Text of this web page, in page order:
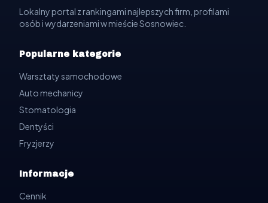
Lokalny portal z rankingami najlepszych firm, profilami
osób i wydarzeniami w mieście Sosnowiec.
Popularne kategorie
Warsztaty samochodowe
Auto mechanicy
Stomatologia
Dentyści
Fryzjerzy
Informacje
Cennik